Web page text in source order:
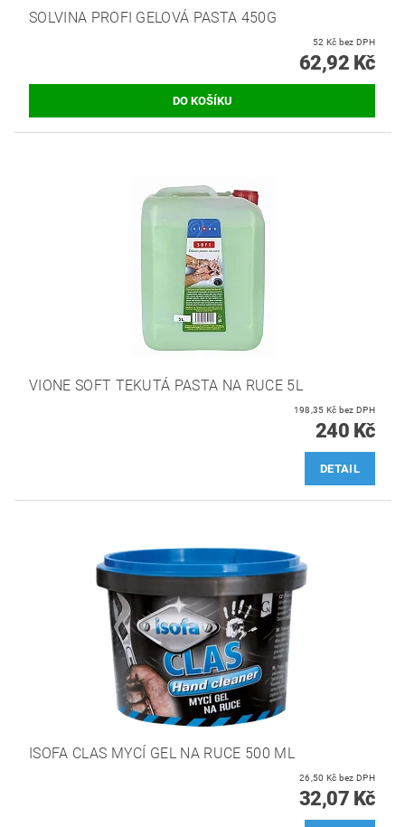
SOLVINA PROFI GELOVÁ PASTA 450G
52 Kč bez DPH
62,92 Kč
VIONE SOFT TEKUTÁ PASTA NA RUCE 5L
198,35 Kč bez DPH
240 Kč
DETAIL
ISOFA CLAS MYCÍ GEL NA RUCE 500 ML
26,50 Kč bez DPH
32,07 Kč